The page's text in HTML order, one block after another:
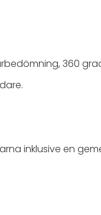
360
inklusive en